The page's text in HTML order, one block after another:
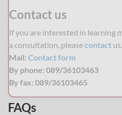
Contact us
If you are interested in learning
a consultation, pleasecontact us.
Mail: Contact form
By phone: 089/36103463
By fax: 089/36103465
FAQs